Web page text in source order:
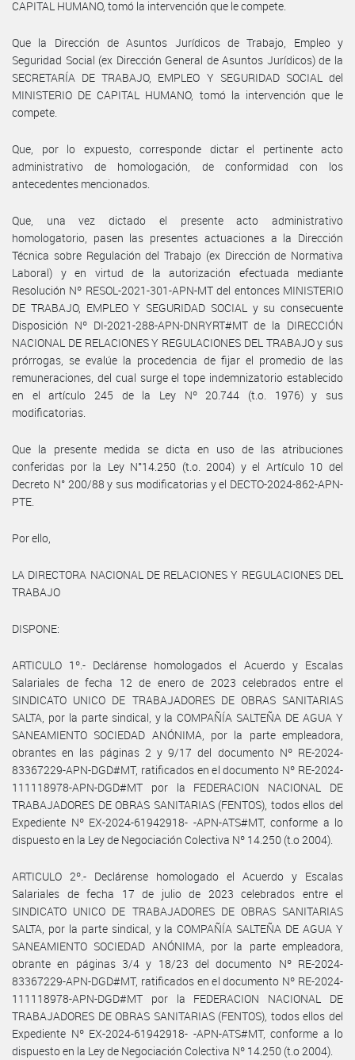
CAPITAL HUMANO, tomó la intervención que le compete.
Que la Dirección de Asuntos Jurídicos de Trabajo, Empleo y
Seguridad Social (ex Dirección General de Asuntos Jurídicos) de la
SECRETARÍA DE TRABAJO, EMPLEO Y SEGURIDAD SOCIAL del
MINISTERIO DE CAPITAL HUMANO, tomó la intervención que le
compete.
Que, por lo expuesto, corresponde dictar el pertinente acto
administrativo de homologación, de conformidad con los
antecedentes mencionados.
Que, una vez dictado el presente acto administrativo
homologatorio, pasen las presentes actuaciones a la Dirección
Técnica sobre Regulación del Trabajo (ex Dirección de Normativa
Laboral) y en virtud de la autorización efectuada mediante
Resolución Nº RESOL-2021-301-APN-MT del entonces MINISTERIO
DE TRABAJO, EMPLEO Y SEGURIDAD SOCIAL y su consecuente
Disposición Nº DI-2021-288-APN-DNRYRT#MT de la DIRECCIÓN
NACIONAL DE RELACIONES Y REGULACIONES DEL TRABAJO y sus
prórrogas, se evalúe la procedencia de fijar el promedio de las
remuneraciones, del cual surge el tope indemnizatorio establecido
en el artículo 245 de la Ley Nº 20.744 (t.o. 1976) y sus
modificatorias.
Que la presente medida se dicta en uso de las atribuciones
conferidas por la Ley N°14.250 (t.o. 2004) y el Artículo 10 del
Decreto N° 200/88 y sus modificatorias y el DECTO-2024-862-APN-
PTE.
Por ello,
LA DIRECTORA NACIONAL DE RELACIONES Y REGULACIONES DEL
TRABAJO
DISPONE:
ARTICULO 1º.- Declárense homologados el Acuerdo y Escalas
Salariales de fecha 12 de enero de 2023 celebrados entre el
SINDICATO UNICO DE TRABAJADORES DE OBRAS SANITARIAS
SALTA, por la parte sindical, y la COMPAÑÍA SALTEÑA DE AGUA Y
SANEAMIENTO SOCIEDAD ANÓNIMA, por la parte empleadora,
obrantes en las páginas 2 y 9/17 del documento Nº RE-2024-
83367229-APN-DGD#MT, ratificados en el documento Nº RE-2024-
111118978-APN-DGD#MT por la FEDERACION NACIONAL DE
TRABAJADORES DE OBRAS SANITARIAS (FENTOS), todos ellos del
Expediente Nº EX-2024-61942918- -APN-ATS#MT, conforme a lo
dispuesto en la Ley de Negociación Colectiva Nº 14.250 (t.o 2004).
ARTICULO 2º.- Declárense homologado el Acuerdo y Escalas
Salariales de fecha 17 de julio de 2023 celebrados entre el
SINDICATO UNICO DE TRABAJADORES DE OBRAS SANITARIAS
SALTA, por la parte sindical, y la COMPAÑÍA SALTEÑA DE AGUA Y
SANEAMIENTO SOCIEDAD ANÓNIMA, por la parte empleadora,
obrante en páginas 3/4 y 18/23 del documento Nº RE-2024-
83367229-APN-DGD#MT, ratificados en el documento Nº RE-2024-
111118978-APN-DGD#MT por la FEDERACION NACIONAL DE
TRABAJADORES DE OBRAS SANITARIAS (FENTOS), todos ellos del
Expediente Nº EX-2024-61942918- -APN-ATS#MT, conforme a lo
dispuesto en la Ley de Negociación Colectiva Nº 14.250 (t.o 2004).